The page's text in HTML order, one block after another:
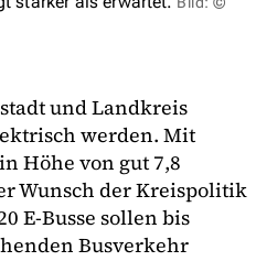
und Landkreis
werden. Mit
Höhe von gut 7,8
Wunsch der Kreispolitik
E-Busse sollen bis
Busverkehr